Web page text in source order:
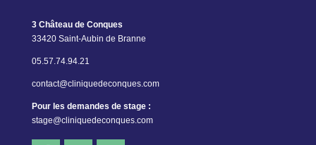
3 Château de Conques
33420 Saint-Aubin de Branne
05.57.74.94.21
contact@cliniquedeconques.com
Pour les demandes de stage :
stage@cliniquedeconques.com